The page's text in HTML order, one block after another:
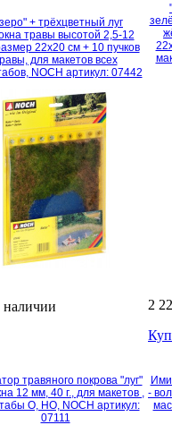
+ трёхцветный луг
травы высотой 2,5-12
22х20 см + 10 пучков
для макетов всех
NOCH артикул: 07442
наличии
2
травяного покрова "луг"
12 мм, 40 г., для макетов ,
O, HO, NOCH артикул:
07111
-